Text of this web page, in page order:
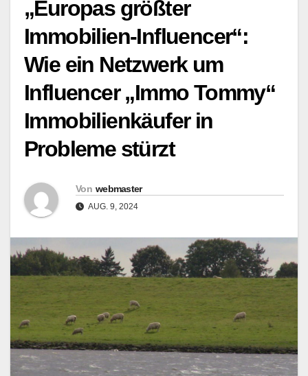
„Europas größter
Immobilien-Influencer“:
Wie ein Netzwerk um
Influencer „Immo Tommy“
Immobilienkäufer in
Probleme stürzt
Von webmaster
AUG. 9, 2024